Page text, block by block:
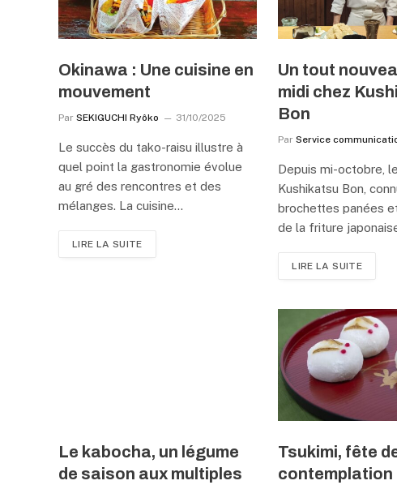
Okinawa : Une cuisine en
mouvement
Par SEKIGUCHI Ryôko 31/10/2025
Le succès du tako-raisu illustre à
quel point la gastronomie évolue
au gré des rencontres et des
mélanges. La cuisine…
LIRE LA SUITE
Un tout
midi chez
Bon
Par Service
Depuis mi-octobre,
Kushikatsu Bon,
brochettes panées
de la friture
LIRE LA SUITE
Le kabocha, un légume
de saison aux multiples
Tsukimi, fête
contemplation